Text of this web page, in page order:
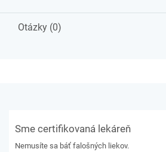
Otázky (0)
Sme certifikovaná lekáreň
Nemusíte sa báť falošných liekov.